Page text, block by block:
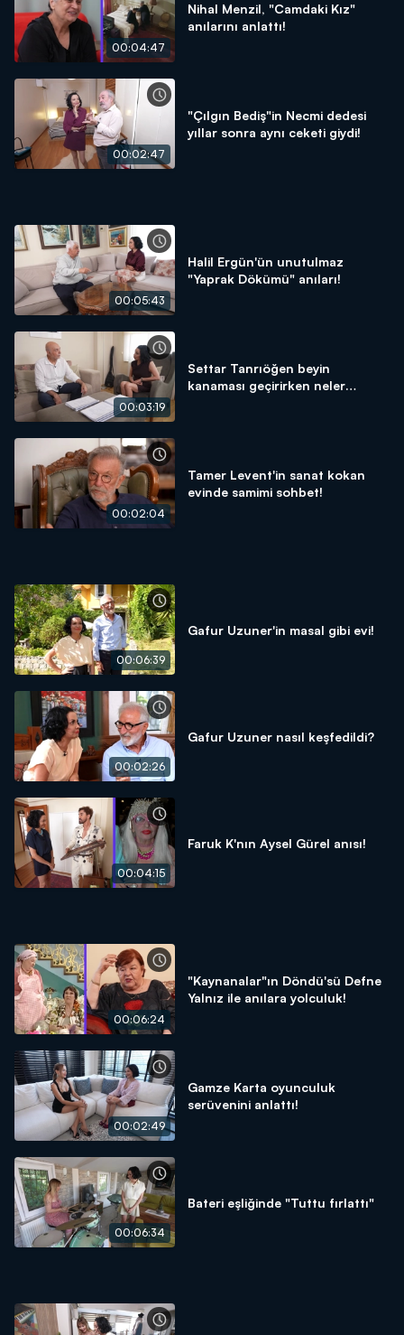
00:04:47
Nihal Menzil, "Camdaki Kız"
anılarını anlattı!
00:02:47
"Çılgın Bediş"in Necmi dedesi
yıllar sonra aynı ceketi giydi!
00:05:43
Halil Ergün'ün unutulmaz
"Yaprak Dökümü" anıları!
00:03:19
Settar Tanrıöğen beyin
kanaması geçirirken neler
00:02:04
Tamer Levent'in sanat kokan
evinde samimi sohbet!
00:06:39
Gafur Uzuner'in masal gibi evi!
00:02:26
Gafur Uzuner nasıl keşfedildi?
00:04:15
Faruk K'nın Aysel Gürel anısı!
00:06:24
"Kaynanalar"ın Döndü'sü Defne
Yalnız ile anılara yolculuk!
00:02:49
Gamze Karta oyunculuk
serüvenini anlattı!
00:06:34
Bateri eşliğinde "Tuttu fırlattı"